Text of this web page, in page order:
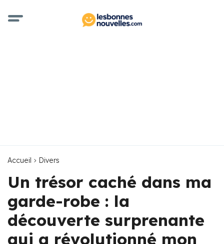
Accueil Divers
Un trésor caché dans ma
garde-robe : la
découverte surprenante
qui a révolutionné mon